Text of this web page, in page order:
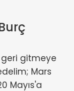
gitmeye
Mars
Mayıs'a